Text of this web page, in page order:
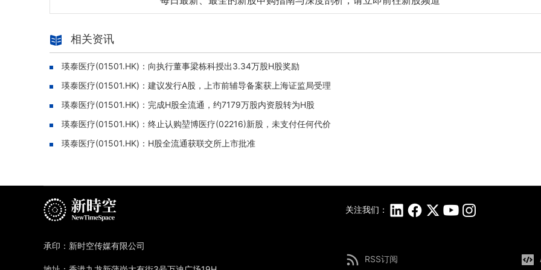
相关资讯
瑛泰医疗(01501.HK)：向执行董事梁栋科授出3.34万股H股奖励
瑛泰医疗(01501.HK)：建议发行A股，上市前辅导备案获上海证监局受理
瑛泰医疗(01501.HK)：完成H股全流通，约7179万股内资股转为H股
瑛泰医疗(01501.HK)：终止认购堃博医疗(02216)新股，未支付任何代价
瑛泰医疗(01501.HK)：H股全流通获联交所上市批准
关注我们：
RSS订阅
承印：新时空传媒有限公司